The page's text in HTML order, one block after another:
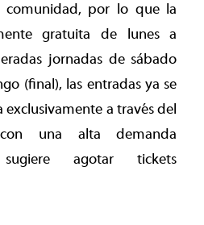
comunidad, por lo que la
gratuita de lunes a
jornadas de sábado
(final), las entradas ya se
exclusivamente a través del
con una alta demanda
agotar tickets